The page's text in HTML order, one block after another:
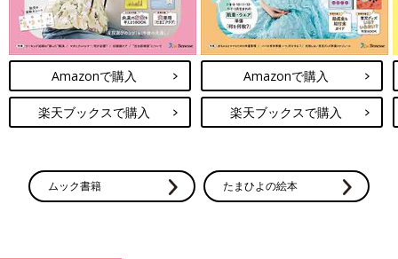
Amazonで購入
楽天ブックスで購入
Amazonで購入
楽天ブックスで購入
ムック書籍 たまひよの絵本